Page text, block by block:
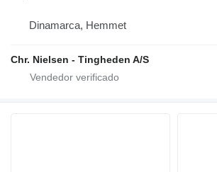
Dinamarca, Hemmet
Chr. Nielsen - Tingheden A/S